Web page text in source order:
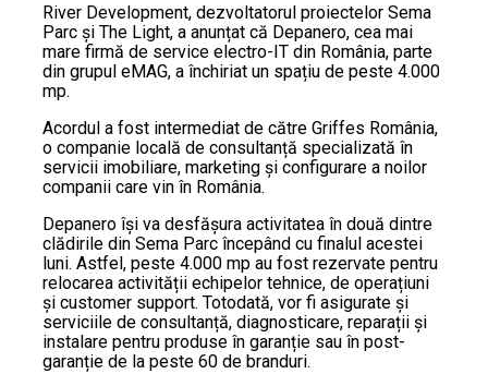
River Development, dezvoltatorul proiectelor Sema
Parc și The Light, a anunțat că Depanero, cea mai
mare firmă de service electro-IT din România, parte
din grupul eMAG, a închiriat un spațiu de peste 4.000
mp.
Acordul a fost intermediat de către Griffes România,
o companie locală de consultanță specializată în
servicii imobiliare, marketing și configurare a noilor
companii care vin în România.
Depanero își va desfășura activitatea în două dintre
clădirile din Sema Parc începând cu finalul acestei
luni. Astfel, peste 4.000 mp au fost rezervate pentru
relocarea activității echipelor tehnice, de operațiuni
și customer support. Totodată, vor fi asigurate și
serviciile de consultanță, diagnosticare, reparații și
instalare pentru produse în garanție sau în post-
garanție de la peste 60 de branduri.